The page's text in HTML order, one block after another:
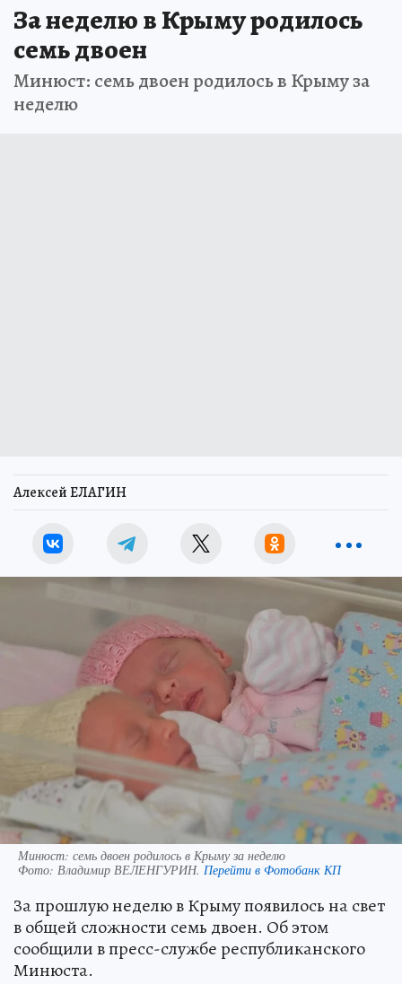
За неделю в Крыму родилось
семь двоен
Минюст: семь двоен родилось в Крыму за
неделю
Алексей ЕЛАГИН
Минюст: семь двоен родилось в Крыму за неделю
Фото: Владимир ВЕЛЕНГУРИН. Перейти в Фотобанк КП
За прошлую неделю в Крыму появилось на свет
в общей сложности семь двоен. Об этом
сообщили в пресс-службе республиканского
Минюста.